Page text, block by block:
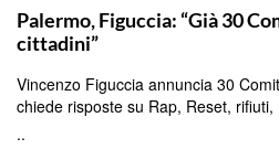
Palermo, Figuccia: “Già 30
cittadini”
Vincenzo Figuccia annuncia 30
chiede risposte su Rap, Reset,
..